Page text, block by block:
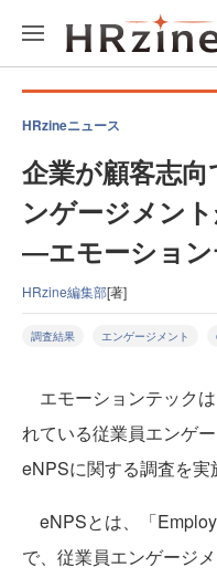
HRzineニュース
企業が顧客志
ンゲージメン
―エモーショ
HRzine編集部[著]
調査結果 エンゲージメント
エモーションテック
れている従業員エンゲ
eNPSに関する調査を実
eNPSとは、「
で、従業員エンゲージ